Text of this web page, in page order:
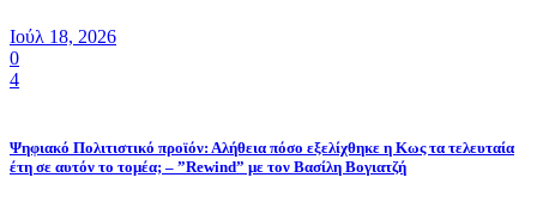
Ιούλ 18, 2026
0
4
Ψηφιακό Πολιτιστικό προϊόν: Αλήθεια πόσο εξελίχθηκε η Κως τα τελευταία
έτη σε αυτόν το τομέα; – ”Rewind” με τον Βασίλη Βογιατζή